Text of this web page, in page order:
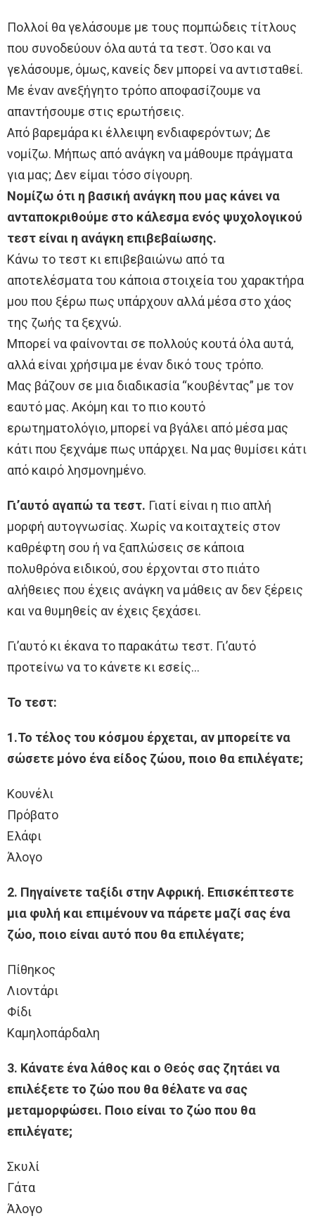
Πολλοί θα γελάσουμε με τους πομπώδεις τίτλους
που συνοδεύουν όλα αυτά τα τεστ. Όσο και να
γελάσουμε, όμως, κανείς δεν μπορεί να αντισταθεί.
Με έναν ανεξήγητο τρόπο αποφασίζουμε να
απαντήσουμε στις ερωτήσεις.
Από βαρεμάρα κι έλλειψη ενδιαφερόντων; Δε
νομίζω. Μήπως από ανάγκη να μάθουμε πράγματα
για μας; Δεν είμαι τόσο σίγουρη.
Νομίζω ότι η βασική ανάγκη που μας κάνει να
ανταποκριθούμε στο κάλεσμα ενός ψυχολογικού
τεστ είναι η ανάγκη επιβεβαίωσης.
Κάνω το τεστ κι επιβεβαιώνω από τα
αποτελέσματα του κάποια στοιχεία του χαρακτήρα
μου που ξέρω πως υπάρχουν αλλά μέσα στο χάος
της ζωής τα ξεχνώ.
Μπορεί να φαίνονται σε πολλούς κουτά όλα αυτά,
αλλά είναι χρήσιμα με έναν δικό τους τρόπο.
Μας βάζουν σε μια διαδικασία “κουβέντας” με τον
εαυτό μας. Ακόμη και το πιο κουτό
ερωτηματολόγιο, μπορεί να βγάλει από μέσα μας
κάτι που ξεχνάμε πως υπάρχει. Να μας θυμίσει κάτι
από καιρό λησμονημένο.
Γι’αυτό αγαπώ τα τεστ. Γιατί είναι η πιο απλή
μορφή αυτογνωσίας. Χωρίς να κοιταχτείς στον
καθρέφτη σου ή να ξαπλώσεις σε κάποια
πολυθρόνα ειδικού, σου έρχονται στο πιάτο
αλήθειες που έχεις ανάγκη να μάθεις αν δεν ξέρεις
και να θυμηθείς αν έχεις ξεχάσει.
Γι’αυτό κι έκανα το παρακάτω τεστ. Γι’αυτό
προτείνω να το κάνετε κι εσείς…
Το τεστ:
1.Το τέλος του κόσμου έρχεται, αν μπορείτε να
σώσετε μόνο ένα είδος ζώου, ποιο θα επιλέγατε;
Κουνέλι
Πρόβατο
Ελάφι
Άλογο
2. Πηγαίνετε ταξίδι στην Αφρική. Επισκέπτεστε
μια φυλή και επιμένουν να πάρετε μαζί σας ένα
ζώο, ποιο είναι αυτό που θα επιλέγατε;
Πίθηκος
Λιοντάρι
Φίδι
Καμηλοπάρδαλη
3. Κάνατε ένα λάθος και ο Θεός σας ζητάει να
επιλέξετε το ζώο που θα θέλατε να σας
μεταμορφώσει. Ποιο είναι το ζώο που θα
επιλέγατε;
Σκυλί
Γάτα
Άλογο